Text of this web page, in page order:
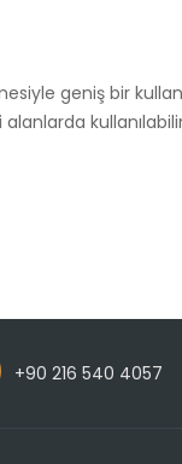
geniş bir
+90 216 540 4057